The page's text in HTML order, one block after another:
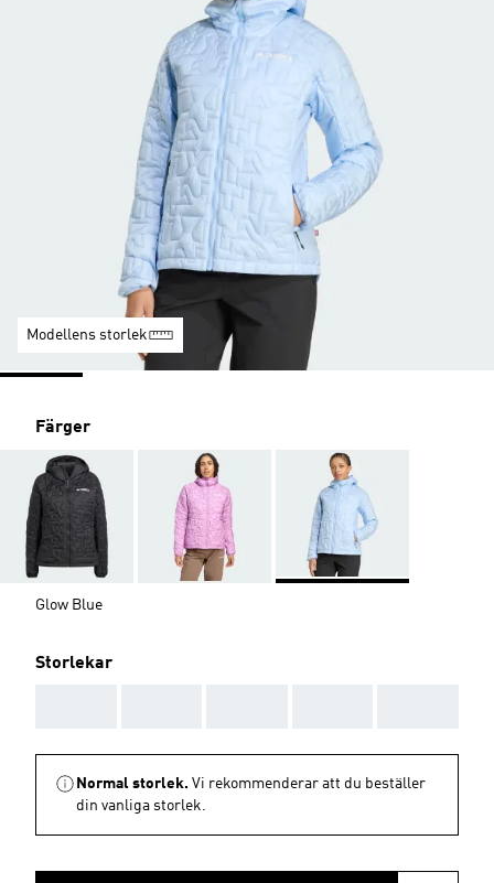
Modellens storlek
Färger
Glow Blue
Storlekar
Normal storlek. Vi rekommenderar att du beställer
din vanliga storlek.